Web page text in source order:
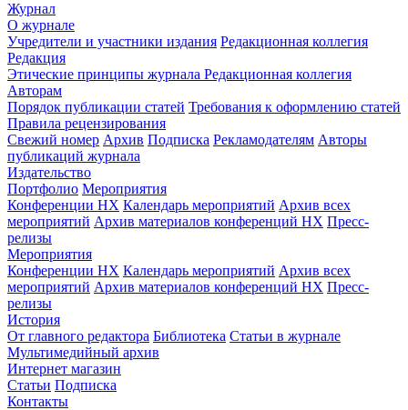
Журнал
О журнале
Учредители и участники издания Редакционная коллегия
Редакция
Этические принципы журнала Редакционная коллегия
Авторам
Порядок публикации статей Требования к оформлению статей
Правила рецензирования
Свежий номер Архив Подписка Рекламодателям Авторы
публикаций журнала
Издательство
Портфолио Мероприятия
Конференции НХ Календарь мероприятий Архив всех
мероприятий Архив материалов конференций НХ Пресс-
релизы
Мероприятия
Конференции НХ Календарь мероприятий Архив всех
мероприятий Архив материалов конференций НХ Пресс-
релизы
История
От главного редактора Библиотека Статьи в журнале
Мультимедийный архив
Интернет магазин
Статьи Подписка
Контакты